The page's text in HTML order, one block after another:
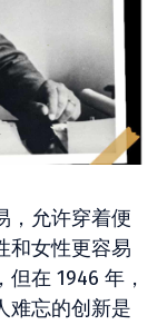
，允许穿着便
和女性更容易
在 1946 年，
难忘的创新是